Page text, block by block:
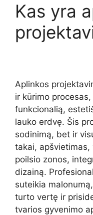
Kas yra
Aplinkos
ir kūrimo
funkcionalią,
lauko erdvę. Šis
sodinimą, bet ir
takai,
poilsio zonos,
dizainą.
suteikia
turto vertę ir
tvarios gyvenimo